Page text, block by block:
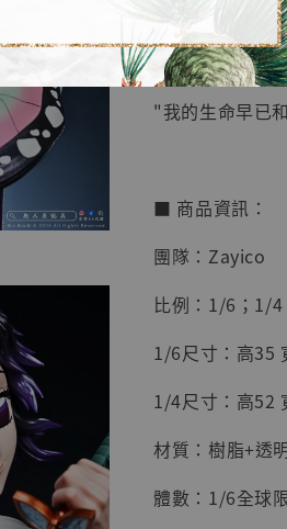
NT$ 4,280
NT$ 5,580
加
【店
【預購】鬼滅
"我的生命早已
■ 商品資訊：
團隊：Zayico
比例：1/6；1/4
1/6尺寸：高35
1/4尺寸：高52
材質：樹脂+透
體數：1/6全球